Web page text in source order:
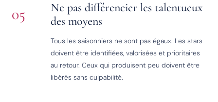
05
Ne pas différencier les talentueux
des moyens
Tous les saisonniers ne sont pas égaux. Les stars
doivent être identifiées, valorisées et prioritaires
au retour. Ceux qui produisent peu doivent être
libérés sans culpabilité.